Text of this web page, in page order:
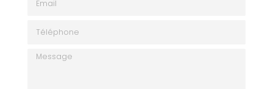
Message